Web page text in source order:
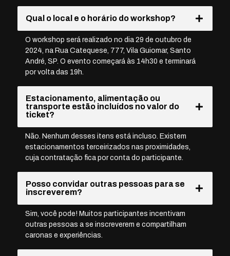
Qual o local e o horário do workshop?
O workshop será realizado no dia 29 de outubro de
2024, na Rua Catequese, 777, Vila Guiomar, Santo
André, SP. O evento começará às 14h30 e terminará
por volta das 19h.
Estacionamento, alimentação ou
transporte estão incluídos no valor do
ticket?
Não. Nenhum desses itens está incluso. Existem
estacionamentos terceirizados nas proximidades,
cuja contratação fica por conta do participante.
Posso convidar outras pessoas para se
inscreverem?
Sim, você pode! Muitos participantes incentivam
outras pessoas a se inscreverem e compartilham
caronas e experiências.